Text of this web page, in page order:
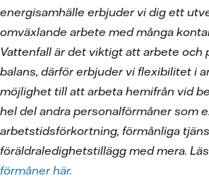
energisamhälle erbjuder vi dig ett
omväxlande arbete med många
Vattenfall är det viktigt att arbete och
balans, därför erbjuder vi flexibilitet i
möjlighet till att arbeta hemifrån vid
hel del andra personalförmåner som
arbetstidsförkortning, förmånliga
föräldraledighetstillägg med mera.
förmåner här.